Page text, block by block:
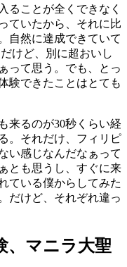
ることが全くできなく
ていたから、それに比
自然に達成できていて
けど、別に超おいし
って思う。でも、とっ
験できたことはとても
来るのが30秒くらい経
。それだけ、フィリピ
い感じなんだなぁって
とも思うし、すぐに来
ている僕からしてみた
だけど、それぞれ違っ
、マニラ大聖